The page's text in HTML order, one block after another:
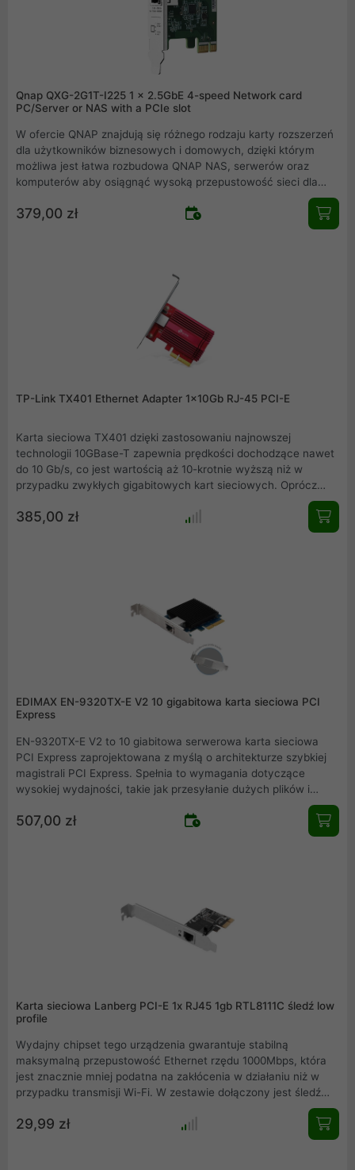
Qnap QXG-2G1T-I225 1 x 2.5GbE 4-speed Network card
PC/Server or NAS with a PCIe slot
W ofercie QNAP znajdują się różnego rodzaju karty rozszerzeń
dla użytkowników biznesowych i domowych, dzięki którym
możliwa jest łatwa rozbudowa QNAP NAS, serwerów oraz
komputerów aby osiągnąć wysoką przepustowość sieci dla
379,00 zł
TP-Link TX401 Ethernet Adapter 1x10Gb RJ-45 PCI-E
Karta sieciowa TX401 dzięki zastosowaniu najnowszej
technologii 10GBase-T zapewnia prędkości dochodzące nawet
do 10 Gb/s, co jest wartością aż 10-krotnie wyższą niż w
przypadku zwykłych gigabitowych kart sieciowych. Oprócz
standardowego śledzia do produktu dołączany jest także śledź
low-profile, przeznaczony dla komputerów z obudową mini
385,00 zł
EDIMAX EN-9320TX-E V2 10 gigabitowa karta sieciowa PCI
Express
EN-9320TX-E V2 to 10 giabitowa serwerowa karta sieciowa
PCI Express zaprojektowana z myślą o architekturze szybkiej
magistrali PCI Express. Spełnia to wymagania dotyczące
wysokiej wydajności, takie jak przesyłanie dużych plików i
edycja wideo HD, które wykorzystują wysokowydajny system
współdzielonej pamięci masowej w celu zwiększenia
507,00 zł
Karta sieciowa Lanberg PCI-E 1x RJ45 1gb RTL8111C śledź low
profile
Wydajny chipset tego urządzenia gwarantuje stabilną
maksymalną przepustowość Ethernet rzędu 1000Mbps, która
jest znacznie mniej podatna na zakłócenia w działaniu niż w
przypadku transmisji Wi-Fi. W zestawie dołączony jest śledź
29,99 zł